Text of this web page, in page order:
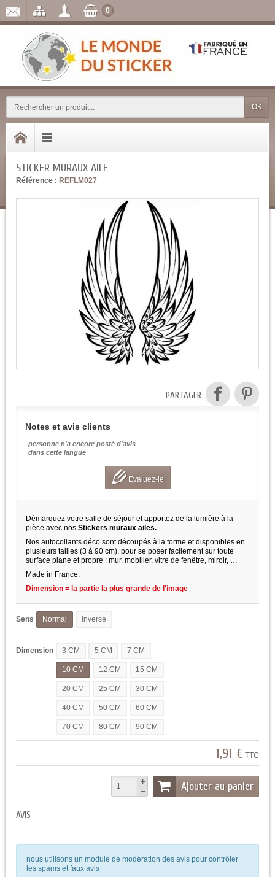
OK
0
STICKER MURAUX AILE
Référence : REFLM027
PARTAGER
Notes et avis clients
personne n'a encore posté d'avis
dans cette langue
Evaluez-le
Démarquez votre salle de séjour et apportez de la lumière à la
pièce avec nos Stickers muraux ailes.
Nos autocollants déco sont découpés à la forme et disponibles en
plusieurs tailles (3 à 90 cm), pour se poser facilement sur toute
surface plane et propre : mur, mobilier, vitre de fenêtre, miroir, …
Made in France.
Dimension = la partie la plus grande de l'image
Sens Normal Inverse
Dimension 3 CM 5 CM 7 CM
10 CM 12 CM 15 CM
20 CM 25 CM 30 CM
40 CM 50 CM 60 CM
70 CM 80 CM 90 CM
1,91 € TTC
Ajouter au panier
AVIS
nous utilisons un module de modération des avis pour contrôler
les spams et faux avis